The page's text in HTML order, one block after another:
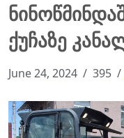
ქუჩაზე
June 24, 2024 395